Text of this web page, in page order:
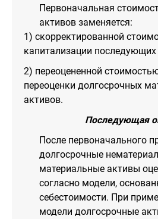
Первоначальная
активов заменяется:
1) скорректированной
капитализации последующих
2) переоцененной
переоценки долгосрочных
активов.
Последующая
После первоначального
долгосрочные
материальные активы
согласно модели,
себестоимости. При
модели долгосрочные